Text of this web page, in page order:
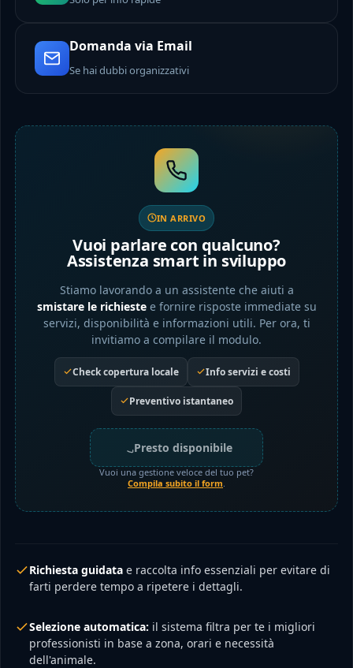
Domanda via Email
Se hai dubbi organizzativi
IN ARRIVO
Vuoi parlare con qualcuno?
Assistenza smart in sviluppo
Stiamo lavorando a un assistente che aiuti a
smistare le richiestee fornire risposte immediate su
servizi, disponibilità e informazioni utili. Per ora, ti
invitiamo a compilare il modulo.
Check copertura locale Info servizi e costi
Preventivo istantaneo
Presto disponibile
Vuoi una gestione veloce del tuo pet?
Compila subito il form
Richiesta guidata e raccolta info essenziali per evitare di
farti perdere tempo a ripetere i dettagli.
Selezione automatica: il sistema filtra per te i migliori
professionisti in base a zona, orari e necessità
dell'animale.